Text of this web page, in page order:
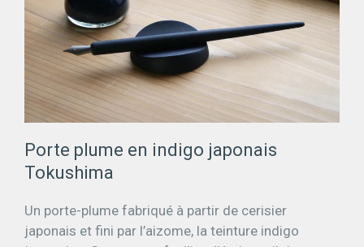
Porte plume en indigo japonais
Tokushima
Un porte-plume fabriqué à partir de cerisier
japonais et fini par l’aizome, la teinture indigo